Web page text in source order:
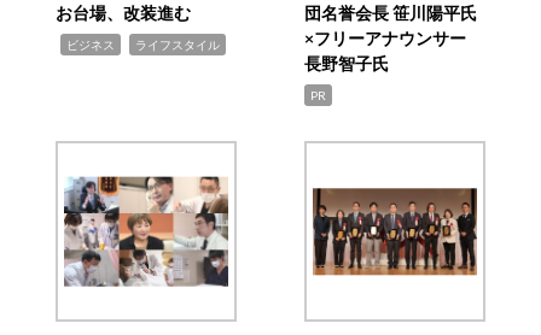
お台場、改装進む
ビジネス ライフスタイル
団名誉会長 笹川陽平氏
×フリーアナウンサー
長野智子氏
PR